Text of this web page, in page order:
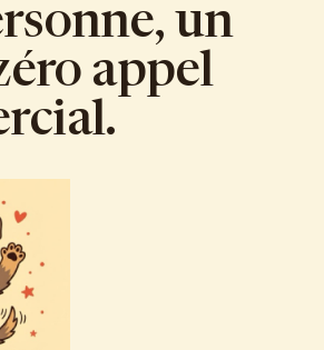
un
appel